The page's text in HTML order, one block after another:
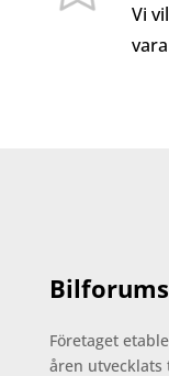
Vi
Företaget
åren